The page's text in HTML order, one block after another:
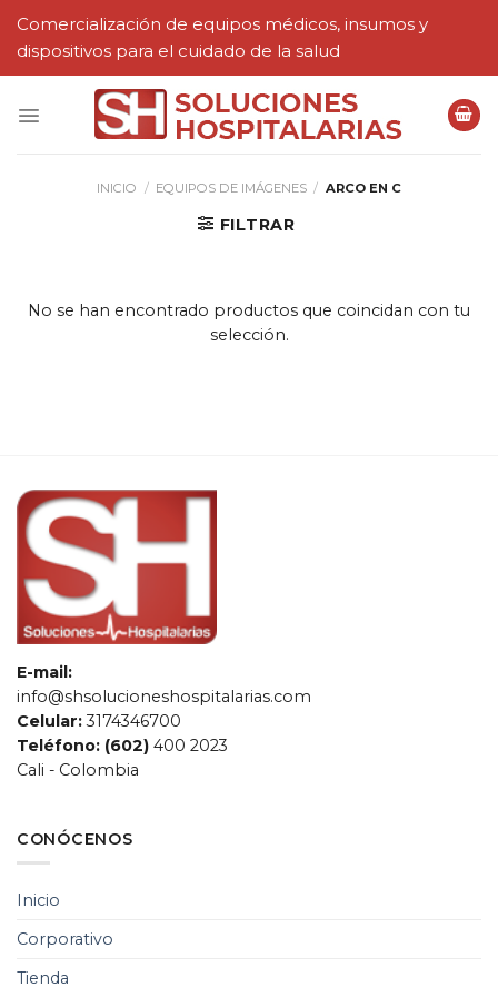
content
Comercialización de equipos médicos, insumos y
dispositivos para el cuidado de la salud
INICIO / EQUIPOS DE IMÁGENES / ARCO EN C
FILTRAR
No se han encontrado productos que coincidan con tu
selección.
E-mail:
info@shsolucioneshospitalarias.com
Celular:3174346700
Teléfono: (602) 400 2023
Cali - Colombia
CONÓCENOS
Inicio
Corporativo
Tienda